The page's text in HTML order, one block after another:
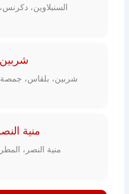
السنبلاوين،
شربين، بلقاس،
منية
منية النصر،